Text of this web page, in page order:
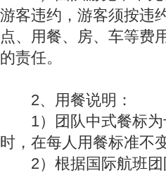
游客违约，游客须按违
点、用餐、房、车等费
的责任。
2、用餐说明：
1）团队中式餐标为
时，在每人用餐标准不
2）根据国际航班团